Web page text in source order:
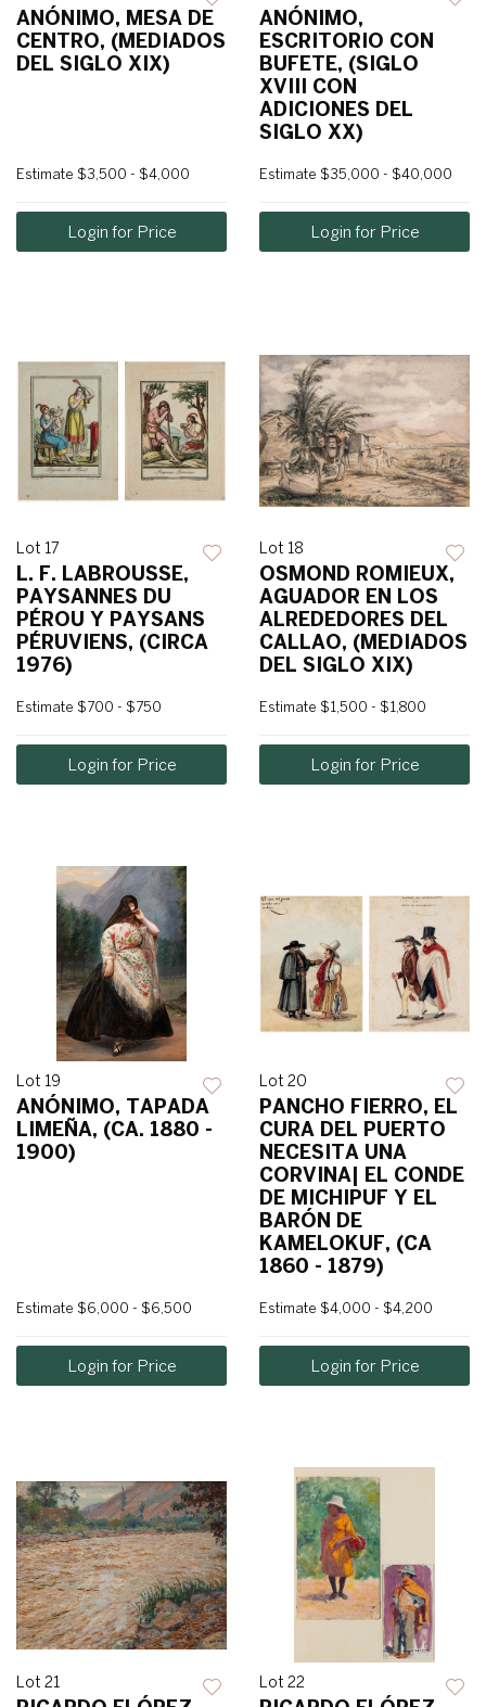
ANÓNIMO, MESA DE
CENTRO, (MEDIADOS
DEL SIGLO XIX)
Estimate $3,500 - $4,000
Login for Price
ANÓNIMO,
ESCRITORIO CON
BUFETE, (SIGLO
XVIII CON
ADICIONES DEL
SIGLO XX)
Estimate $35,000 - $40,000
Login for Price
Lot 17
L. F. LABROUSSE,
PAYSANNES DU
PÉROU Y PAYSANS
PÉRUVIENS, (CIRCA
1976)
Estimate $700 - $750
Login for Price
Lot 18
OSMOND ROMIEUX,
AGUADOR EN LOS
ALREDEDORES DEL
CALLAO, (MEDIADOS
DEL SIGLO XIX)
Estimate $1,500 - $1,800
Login for Price
Lot 19
ANÓNIMO, TAPADA
LIMEÑA, (CA. 1880 -
1900)
Estimate $6,000 - $6,500
Login for Price
Lot 20
PANCHO FIERRO, EL
CURA DEL PUERTO
NECESITA UNA
CORVINA| EL CONDE
DE MICHIPUF Y EL
BARÓN DE
KAMELOKUF, (CA
1860 - 1879)
Estimate $4,000 - $4,200
Login for Price
Lot 21 Lot 22